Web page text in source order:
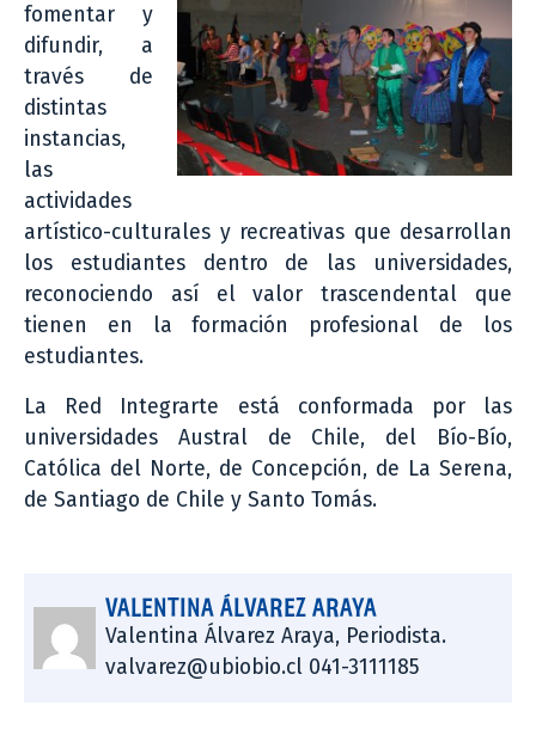
fomentar y
difundir, a
través de
distintas
instancias,
las
actividades
artístico-culturales y recreativas que desarrollan
los estudiantes dentro de las universidades,
reconociendo así el valor trascendental que
tienen en la formación profesional de los
estudiantes.
La Red Integrarte está conformada por las
universidades Austral de Chile, del Bío-Bío,
Católica del Norte, de Concepción, de La Serena,
de Santiago de Chile y Santo Tomás.
VALENTINA ÁLVAREZ ARAYA
Valentina Álvarez Araya, Periodista.
valvarez@ubiobio.cl 041-3111185